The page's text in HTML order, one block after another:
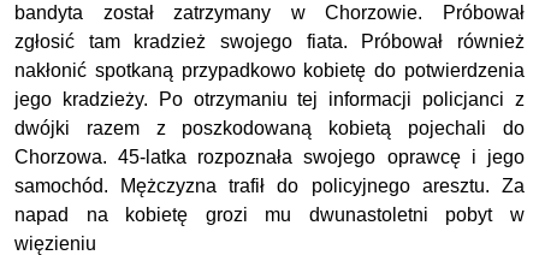
bandyta został zatrzymany w Chorzowie. Próbował
zgłosić tam kradzież swojego fiata. Próbował również
nakłonić spotkaną przypadkowo kobietę do potwierdzenia
jego kradzieży. Po otrzymaniu tej informacji policjanci z
dwójki razem z poszkodowaną kobietą pojechali do
Chorzowa. 45-latka rozpoznała swojego oprawcę i jego
samochód. Mężczyzna trafił do policyjnego aresztu. Za
napad na kobietę grozi mu dwunastoletni pobyt w
więzieniu